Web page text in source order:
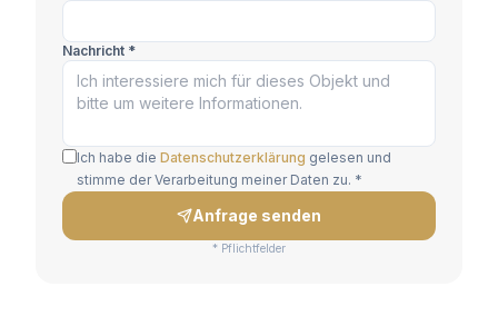
Nachricht *
Ich habe die Datenschutzerklärung gelesen und
stimme der Verarbeitung meiner Daten zu. *
Anfrage senden
* Pflichtfelder